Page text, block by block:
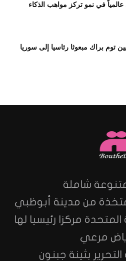
عالمياً في نمو تركز مواهب الذكاء
توم براك مبعوثا رئاسيا إلى سوريا
شاملة
من مدينة أبوظبي
المتحدة مركزا رئيسيا لها
مرعي
بثينة جبنون